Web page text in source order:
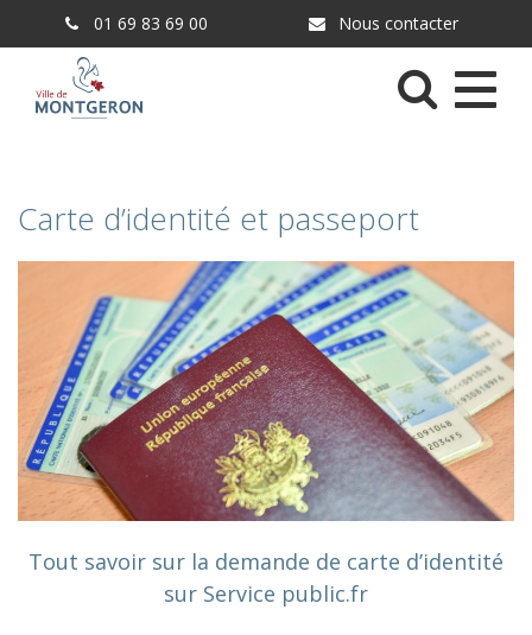
01 69 83 69 00 Nous contacter
Menu
Carte d’identité et passeport
Tout savoir sur la demande de carte d’identité
sur Service public.fr